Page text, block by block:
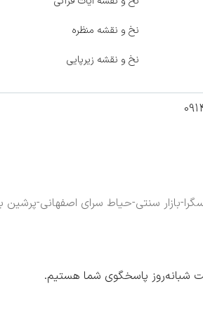
نخ و نقشه منظره
نخ و نقشه زیرپایی
بازار سنتی-حیاط سرای اصفهانی-پرشین